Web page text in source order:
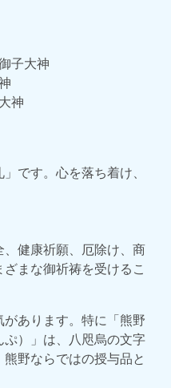
子大神
神
です。心を落ち着け、
健康祈願、厄除け、商
まな御祈祷を受けるこ
あります。特に「熊野
）」は、八咫烏の文字
野ならではの授与品と